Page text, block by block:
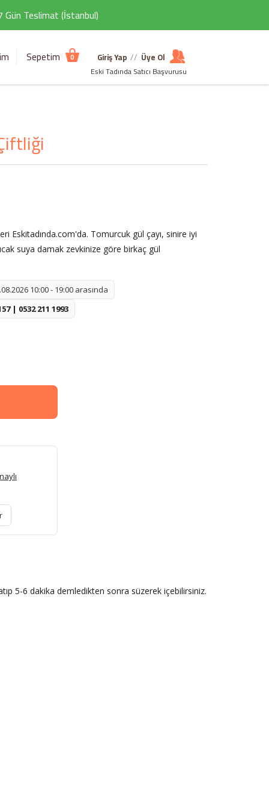
Gün Teslimat (İstanbul)
Sepetim 0 Giriş Yap // Üye Ol
Eski Tadında Satıcı Başvurusu
Eskitadında.com'da. Tomurcuk gül çayı, sinire iyi
suya damak zevkinize göre birkaç gül
10:00 - 19:00 arasında
| 0532 211 1993
5-6 dakika demledikten sonra süzerek içebilirsiniz.